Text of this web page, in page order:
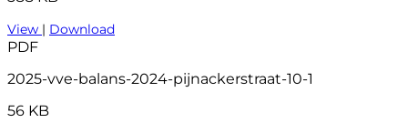
View | Download
PDF
2025-vve-balans-2024-pijnackerstraat-10-1
56 KB